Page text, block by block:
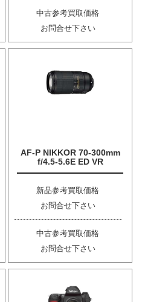
中古参考買取価格
お問合せ下さい
AF-P NIKKOR 70-300mm
f/4.5-5.6E ED VR
新品参考買取価格
お問合せ下さい
中古参考買取価格
お問合せ下さい